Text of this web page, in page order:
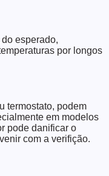
esperado,
por longos
termostato, podem
em modelos
pode danificar o
com a verifição.